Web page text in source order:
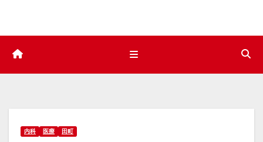
プ
内科 医療 田町